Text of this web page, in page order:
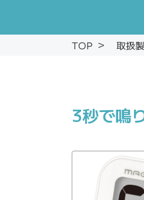
TOP 取扱
3秒で鳴